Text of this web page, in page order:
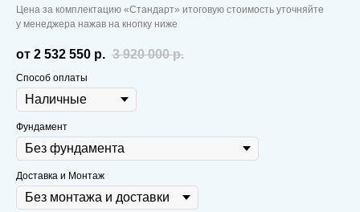
Цена за комплектацию «Стандарт» итоговую стоимость уточняйте
у менеджера нажав на кнопку ниже
от 2 532 550 р. 3 920 000 р.
Способ оплаты
Фундамент
Доставка и Монтаж